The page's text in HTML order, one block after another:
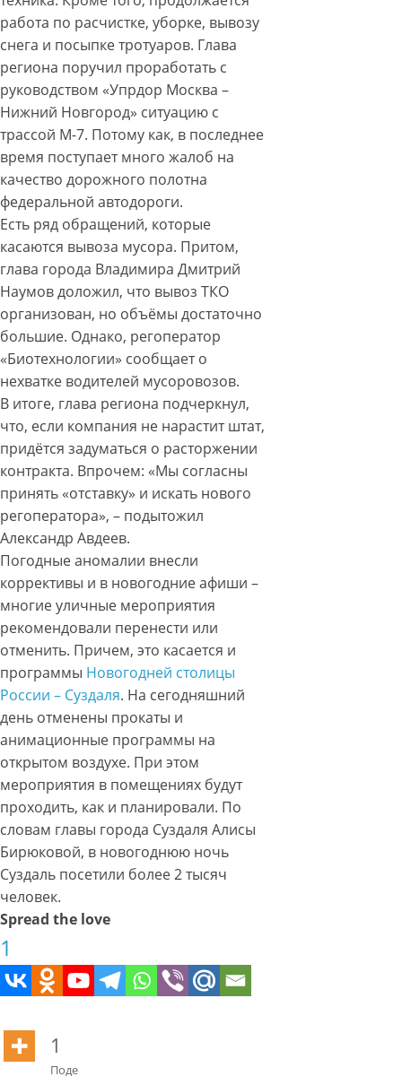
работа по расчистке, уборке, вывозу
снега и посыпке тротуаров. Глава
региона поручил проработать с
руководством «Упрдор Москва –
Нижний Новгород» ситуацию с
трассой М-7. Потому как, в последнее
время поступает много жалоб на
качество дорожного полотна
федеральной автодороги.
Есть ряд обращений, которые
касаются вывоза мусора. Притом,
глава города Владимира Дмитрий
Наумов доложил, что вывоз ТКО
организован, но объёмы достаточно
большие. Однако, регоператор
«Биотехнологии» сообщает о
нехватке водителей мусоровозов.
В итоге, глава региона подчеркнул,
что, если компания не нарастит штат,
придётся задуматься о расторжении
контракта. Впрочем: «Мы согласны
принять «отставку» и искать нового
регоператора», – подытожил
Александр Авдеев.
Погодные аномалии внесли
коррективы и в новогодние афиши –
многие уличные мероприятия
рекомендовали перенести или
отменить. Причем, это касается и
программы Новогодней столицы
России – Суздаля. На сегодняшний
день отменены прокаты и
анимационные программы на
открытом воздухе. При этом
мероприятия в помещениях будут
проходить, как и планировали. По
словам главы города Суздаля Алисы
Бирюковой, в новогоднюю ночь
Суздаль посетили более 2 тысяч
человек.
Spread the love
1
1
Поде